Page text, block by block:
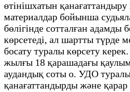
өтінішхатын қанағаттандыру
материалдар бойынша
бөлігінде сотталған адамды
көрсетеді, ал шартты түрде
босату туралы көрсету
жылғы 18 қарашадағы
аудандық соты о. УДО
қанағаттандырды және қарар